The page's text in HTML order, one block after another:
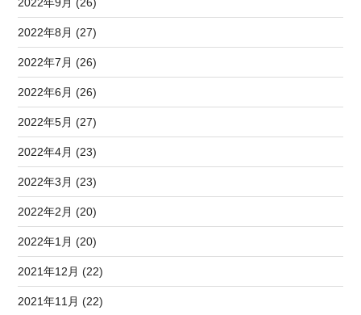
2022年8月 (27)
2022年7月 (26)
2022年6月 (26)
2022年5月 (27)
2022年4月 (23)
2022年3月 (23)
2022年2月 (20)
2022年1月 (20)
2021年12月 (22)
2021年11月 (22)